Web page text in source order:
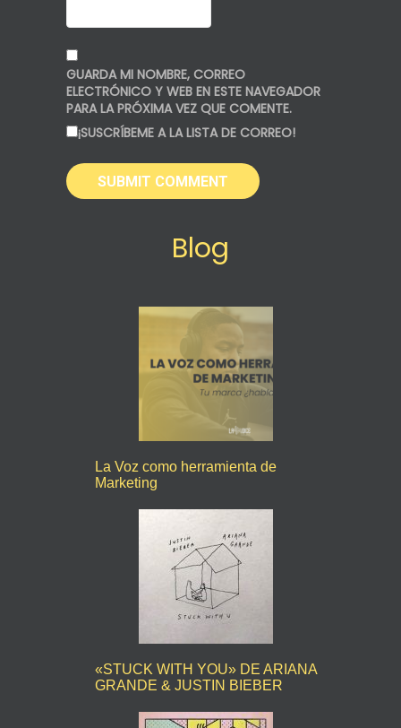
GUARDA MI NOMBRE, CORREO
ELECTRÓNICO Y WEB EN ESTE NAVEGADOR
PARA LA PRÓXIMA VEZ QUE COMENTE.
¡SUSCRÍBEME A LA LISTA DE CORREO!
Blog
La Voz como herramienta de
Marketing
«STUCK WITH YOU» DE ARIANA
GRANDE & JUSTIN BIEBER